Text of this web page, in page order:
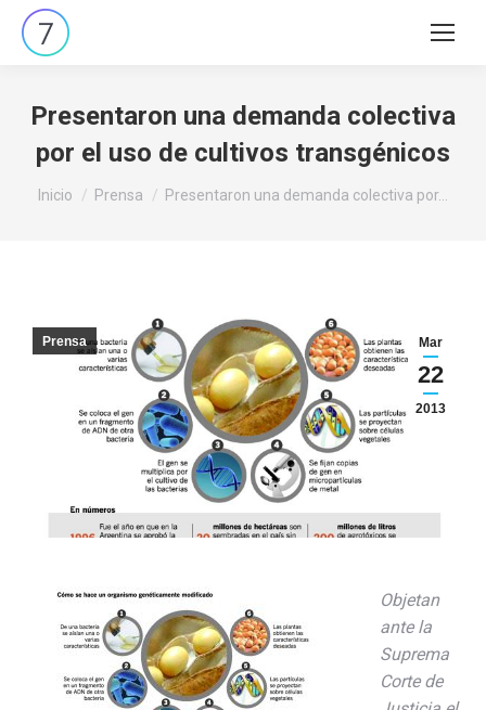
Buscar:
Presentaron una demanda colectiva
por el uso de cultivos transgénicos
Estás aquí:
Inicio Prensa Presentaron una demanda colectiva por…
Mar
22
2013
Prensa
Objetan
ante la
Suprema
Corte de